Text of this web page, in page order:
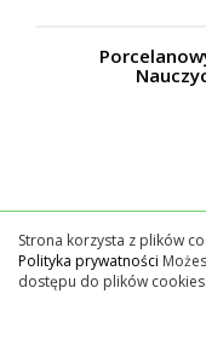
Strona korzysta z plików
Polityka prywatności
dostępu do plików